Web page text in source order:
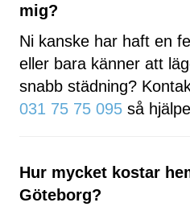
mig?
Ni kanske har haft en
eller bara känner att
snabb städning?
031 75 75 095 så
Hur mycket kostar
Göteborg?